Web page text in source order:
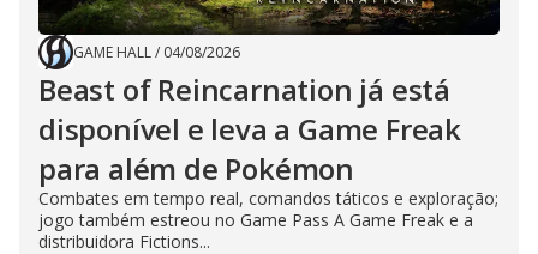
GAME HALL/ 04/08/2026
Beast of Reincarnation já está
disponível e leva a Game Freak
para além de Pokémon
Combates em tempo real, comandos táticos e exploração;
jogo também estreou no Game Pass A Game Freak e a
distribuidora Fictions...